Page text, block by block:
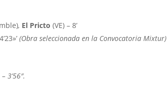
, El Pricto (VE) – 8’
(Obra seleccionada en la Convocatoria Mixtur)
3’56″.